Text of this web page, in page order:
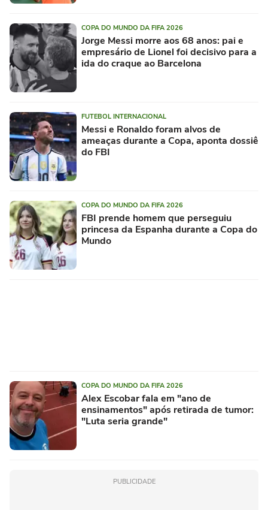
COPA DO MUNDO DA FIFA 2026
Jorge Messi morre aos 68 anos: pai e
empresário de Lionel foi decisivo para a
ida do craque ao Barcelona
FUTEBOL INTERNACIONAL
Messi e Ronaldo foram alvos de
ameaças durante a Copa, aponta dossiê
do FBI
COPA DO MUNDO DA FIFA 2026
FBI prende homem que perseguiu
princesa da Espanha durante a Copa do
Mundo
COPA DO MUNDO DA FIFA 2026
Alex Escobar fala em "ano de
ensinamentos" após retirada de tumor:
"Luta seria grande"
PUBLICIDADE